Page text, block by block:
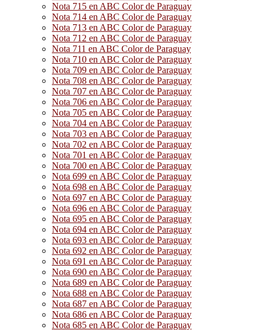
Nota 715 en ABC Color de Paraguay
Nota 714 en ABC Color de Paraguay
Nota 713 en ABC Color de Paraguay
Nota 712 en ABC Color de Paraguay
Nota 711 en ABC Color de Paraguay
Nota 710 en ABC Color de Paraguay
Nota 709 en ABC Color de Paraguay
Nota 708 en ABC Color de Paraguay
Nota 707 en ABC Color de Paraguay
Nota 706 en ABC Color de Paraguay
Nota 705 en ABC Color de Paraguay
Nota 704 en ABC Color de Paraguay
Nota 703 en ABC Color de Paraguay
Nota 702 en ABC Color de Paraguay
Nota 701 en ABC Color de Paraguay
Nota 700 en ABC Color de Paraguay
Nota 699 en ABC Color de Paraguay
Nota 698 en ABC Color de Paraguay
Nota 697 en ABC Color de Paraguay
Nota 696 en ABC Color de Paraguay
Nota 695 en ABC Color de Paraguay
Nota 694 en ABC Color de Paraguay
Nota 693 en ABC Color de Paraguay
Nota 692 en ABC Color de Paraguay
Nota 691 en ABC Color de Paraguay
Nota 690 en ABC Color de Paraguay
Nota 689 en ABC Color de Paraguay
Nota 688 en ABC Color de Paraguay
Nota 687 en ABC Color de Paraguay
Nota 686 en ABC Color de Paraguay
Nota 685 en ABC Color de Paraguay